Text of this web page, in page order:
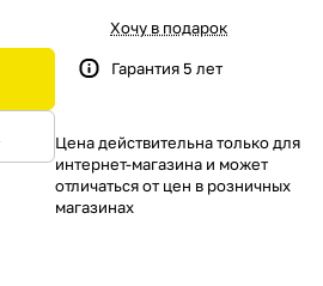
Хочу в подарок
Гарантия 5 лет
Цена действительна только для
интернет-магазина и может
отличаться от цен в розничных
магазинах